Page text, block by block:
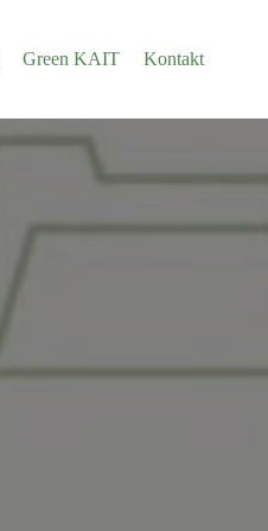
Green KAIT Kontakt